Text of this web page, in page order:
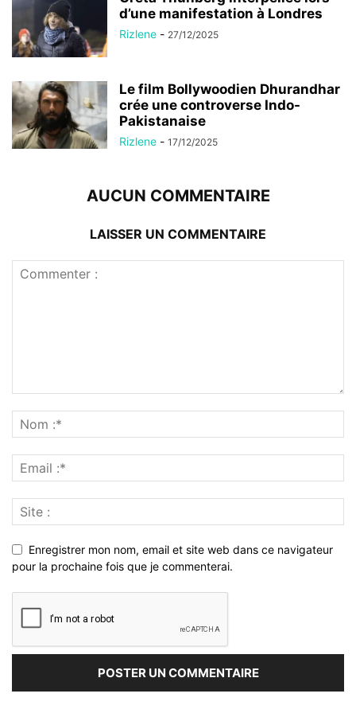
d’une manifestation à Londres
Rizlene - 27/12/2025
Le film Bollywoodien Dhurandhar
crée une controverse Indo-
Pakistanaise
Rizlene - 17/12/2025
AUCUN COMMENTAIRE
LAISSER UN COMMENTAIRE
Enregistrer mon nom, email et site web dans ce navigateur
pour la prochaine fois que je commenterai.